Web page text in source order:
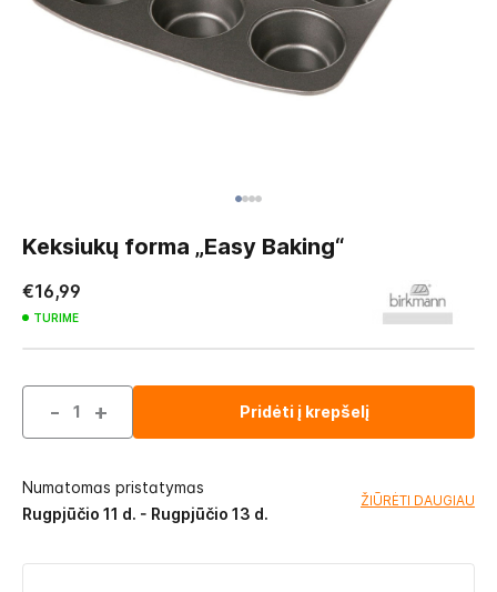
to
beginning
of
images
Keksiukų forma „Easy Baking“
€16,99
TURIME
- + Pridėti į krepšelį
Numatomas pristatymas
Rugpjūčio 11 d. - Rugpjūčio 13 d.
ŽIŪRĖTI DAUGIAU